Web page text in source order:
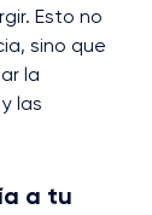
Esto no
sino que
la
las
a tu